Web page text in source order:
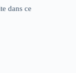
dans ce